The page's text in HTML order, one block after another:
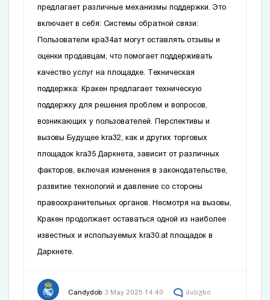
предлагает различные механизмы поддержки. Это
включает в себя: Системы обратной связи:
Пользователикра34атмогут оставлять отзывы и
оценки продавцам‚ что помогает поддерживать
качество услуг на площадке. Техническая
поддержка: Кракен предлагает техническую
поддержку для решения проблем и вопросов‚
возникающих у пользователей. Перспективы и
вызовы Будущееkra32 ‚ как и других торговых
площадокkra35 Даркнета‚ зависит от различных
факторов‚ включая изменения в законодательстве‚
развитие технологий и давление со стороны
правоохранительных органов. Несмотря на вызовы‚
Кракен продолжает оставаться одной из наиболее
известных и используемыхkra30.atплощадок в
Даркнете.
Candydob 3 May 2025 14:40 პასუხი